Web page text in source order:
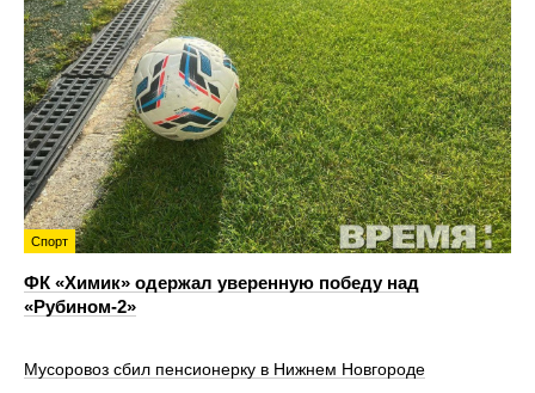
Спорт
ФК «Химик» одержал уверенную победу над
«Рубином‑2»
Мусоровоз сбил пенсионерку в Нижнем Новгороде